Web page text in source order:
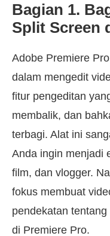
Bagian 1.
Split Screen
Adobe Premiere
dalam mengedit
fitur pengeditan
membalik, dan
terbagi. Alat ini
Anda ingin menjadi
film, dan vlogger.
fokus membuat
pendekatan
di Premiere Pro.